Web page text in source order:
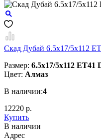
Скад Дубай 6.5x17/5x112
Размер: 6.5x17/5x112 ET41
Цвет: Алмаз
В наличии:4
12220 р.
Купить
В наличии
Aдрес